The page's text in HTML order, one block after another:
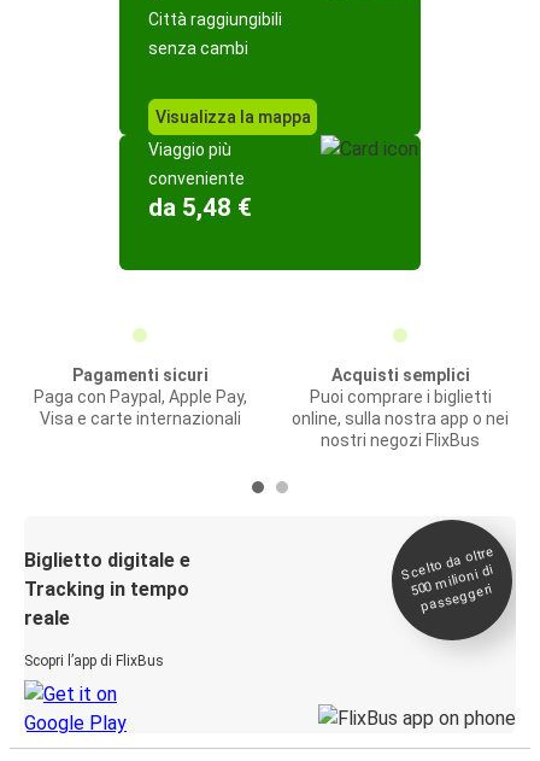
Città raggiungibili
senza cambi
Visualizza la mappa
Viaggio più
conveniente
da 5,48 €
Pagamenti sicuri
Paga con Paypal, Apple Pay,
Visa e carte internazionali
Acquisti semplici
Puoi comprare i biglietti
online, sulla nostra app o nei
nostri negozi FlixBus
Biglietto digitale e
Tracking in tempo
reale
Scopri l’app di FlixBus
Scelto da oltre
500
milioni di
passeggeri